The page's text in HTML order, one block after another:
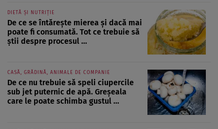
DIETĂ ȘI NUTRIȚIE
De ce se întărește mierea și dacă mai
poate fi consumată. Tot ce trebuie să
știi despre procesul ...
CASĂ, GRĂDINĂ, ANIMALE DE COMPANIE
De ce nu trebuie să speli ciupercile
sub jet puternic de apă. Greșeala
care le poate schimba gustul ...